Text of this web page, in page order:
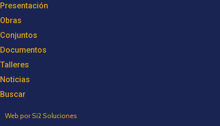
Presentación
Obras
Conjuntos
Documentos
Talleres
Noticias
Buscar
Web por Si2 Soluciones